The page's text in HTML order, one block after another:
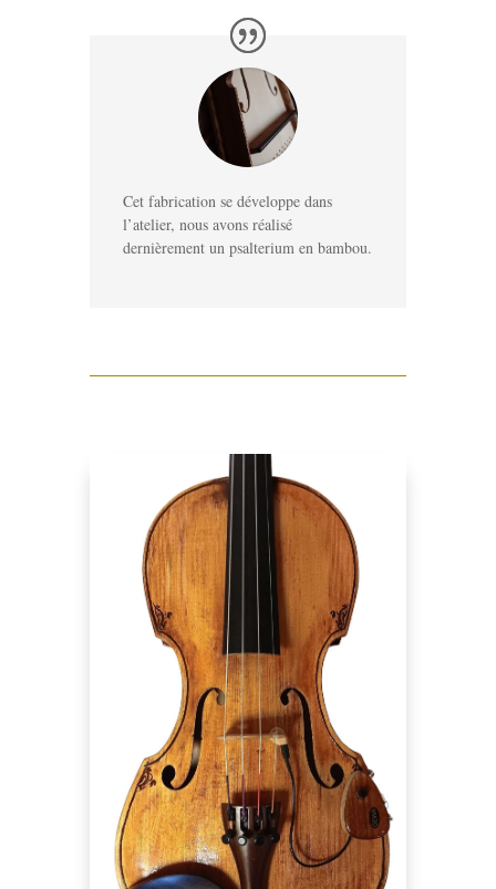
Cet fabrication se développe dans
l’atelier, nous avons réalisé
dernièrement un psalterium en bambou.